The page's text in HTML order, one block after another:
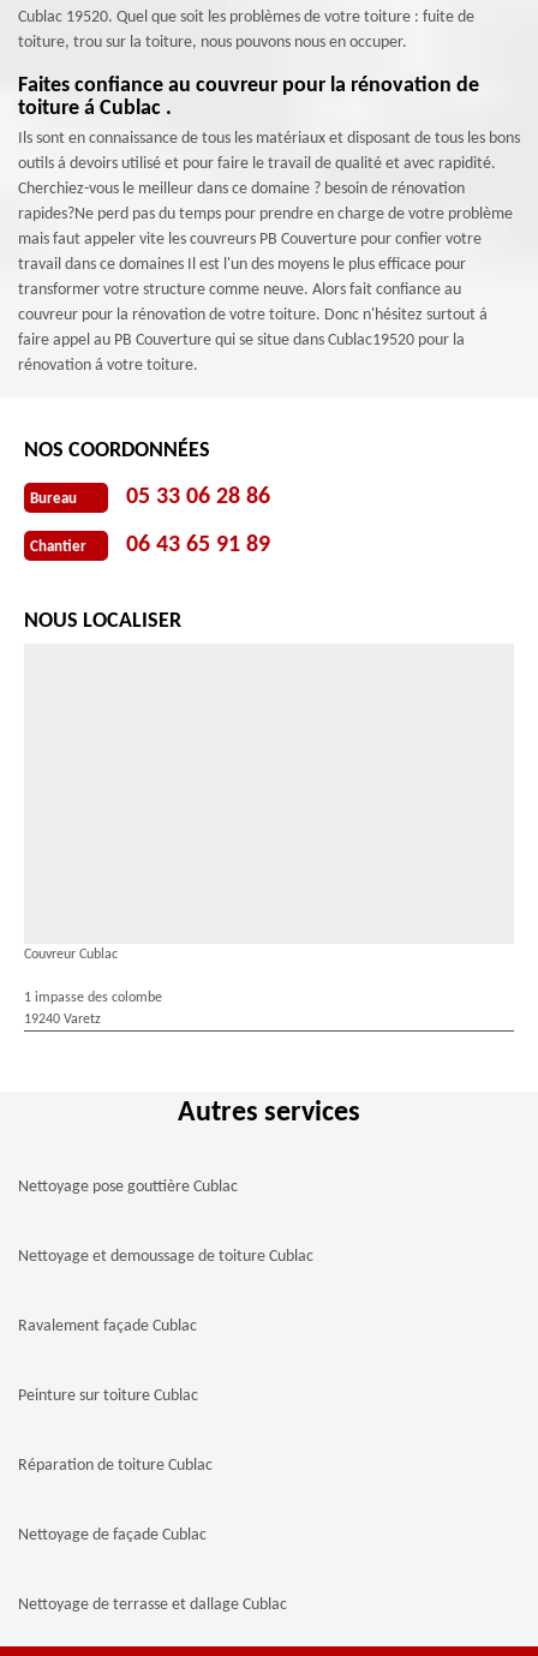
Cublac 19520. Quel que soit les problèmes de votre toiture : fuite de
toiture, trou sur la toiture, nous pouvons nous en occuper.
Faites confiance au couvreur pour la rénovation de
toiture á Cublac .
Ils sont en connaissance de tous les matériaux et disposant de tous les bons
outils á devoirs utilisé et pour faire le travail de qualité et avec rapidité.
Cherchiez-vous le meilleur dans ce domaine ? besoin de rénovation
rapides?Ne perd pas du temps pour prendre en charge de votre problème
mais faut appeler vite les couvreurs PB Couverture pour confier votre
travail dans ce domaines Il est l'un des moyens le plus efficace pour
transformer votre structure comme neuve. Alors fait confiance au
couvreur pour la rénovation de votre toiture. Donc n'hésitez surtout á
faire appel au PB Couverture qui se situe dans Cublac19520 pour la
rénovation á votre toiture.
NOS COORDONNÉES
Bureau 05 33 06 28 86
Chantier 06 43 65 91 89
NOUS LOCALISER
Couvreur Cublac
1 impasse des colombe
19240 Varetz
Autres services
Nettoyage pose gouttière Cublac
Nettoyage et demoussage de toiture Cublac
Ravalement façade Cublac
Peinture sur toiture Cublac
Réparation de toiture Cublac
Nettoyage de façade Cublac
Nettoyage de terrasse et dallage Cublac